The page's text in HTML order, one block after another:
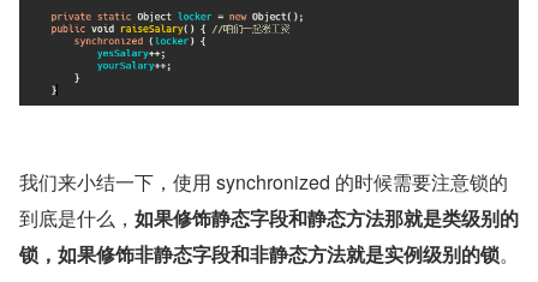
我们来小结一下，使用 synchronized 的时候需要注意锁的
到底是什么， 如果修饰静态字段和静态方法那就是类级别的
锁，如果修饰非静态字段和非静态方法就是实例级别的锁。